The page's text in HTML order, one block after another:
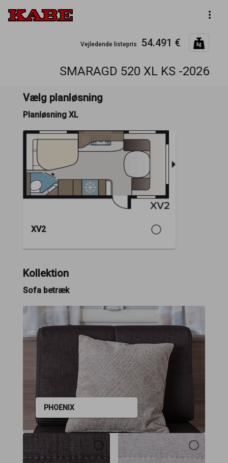
more_vert
Vejledende listepris 54.491 €
SMARAGD 520 XL KS -2026
Vælg planløsning
Planløsning XL
XV2
Kollektion
Sofa betræk
PHOENIX